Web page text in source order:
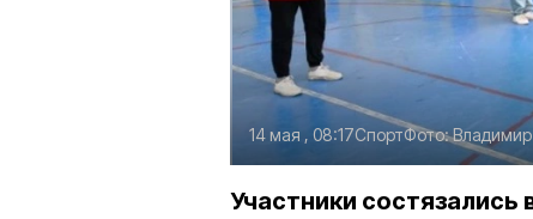
14 мая , 08:17СпортФото:
Участники состязались